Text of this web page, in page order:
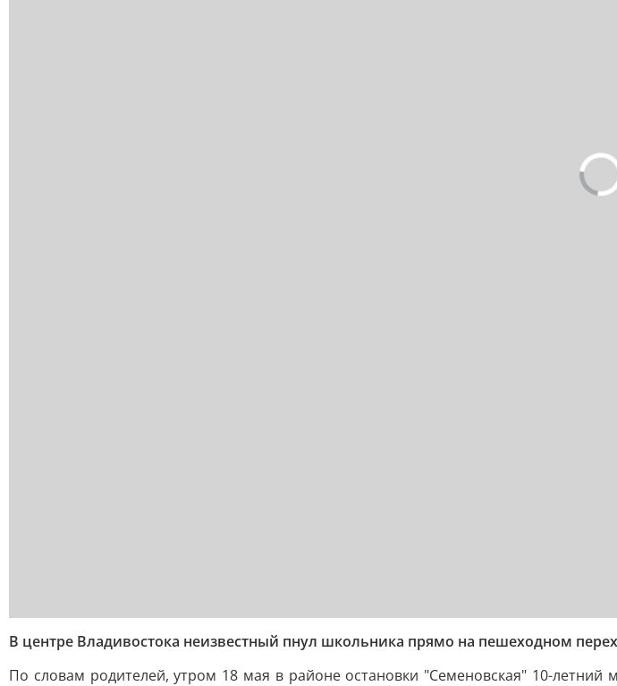
В центре Владивостока неизвестный пнул школьника прямо на пешеходном
По словам родителей, утром 18 мая в районе остановки "Семеновская" 10-летний